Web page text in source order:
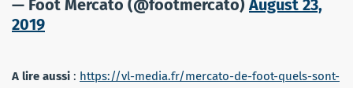
— Foot Mercato (@footmercato) August 23,
2019
A lire aussi : https://vl-media.fr/mercato-de-foot-quels-sont-